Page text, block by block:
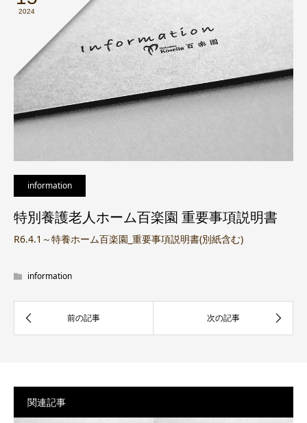
2024
information
特別養護老人ホーム百楽園 重要事項説明書
R6.4.1～特養ホーム百楽園_重要事項説明書(別紙含む)
information
関連記事